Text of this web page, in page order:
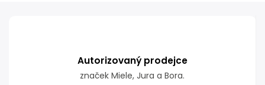
Autorizovaný prodejce
značek Miele, Jura a Bora.